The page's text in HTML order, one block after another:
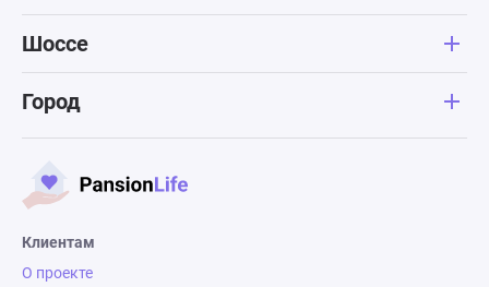
Шоссе
Город
Клиентам
О проекте